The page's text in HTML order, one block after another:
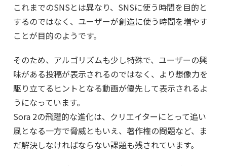
これまでのSNSとは異なり、SNSに使う時間を目的と
するのではなく、ユーザーが創造に使う時間を増やす
ことが目的のようです。
そのため、アルゴリズムも少し特殊で、ユーザーの興
味がある投稿が表示されるのではなく、より想像力を
駆り立てるヒントとなる動画が優先して表示されるよ
うになっています。
Sora 2の飛躍的な進化は、クリエイターにとって追い
風となる一方で脅威ともいえ、著作権の問題など、ま
だ解決しなければならない課題も残されています。